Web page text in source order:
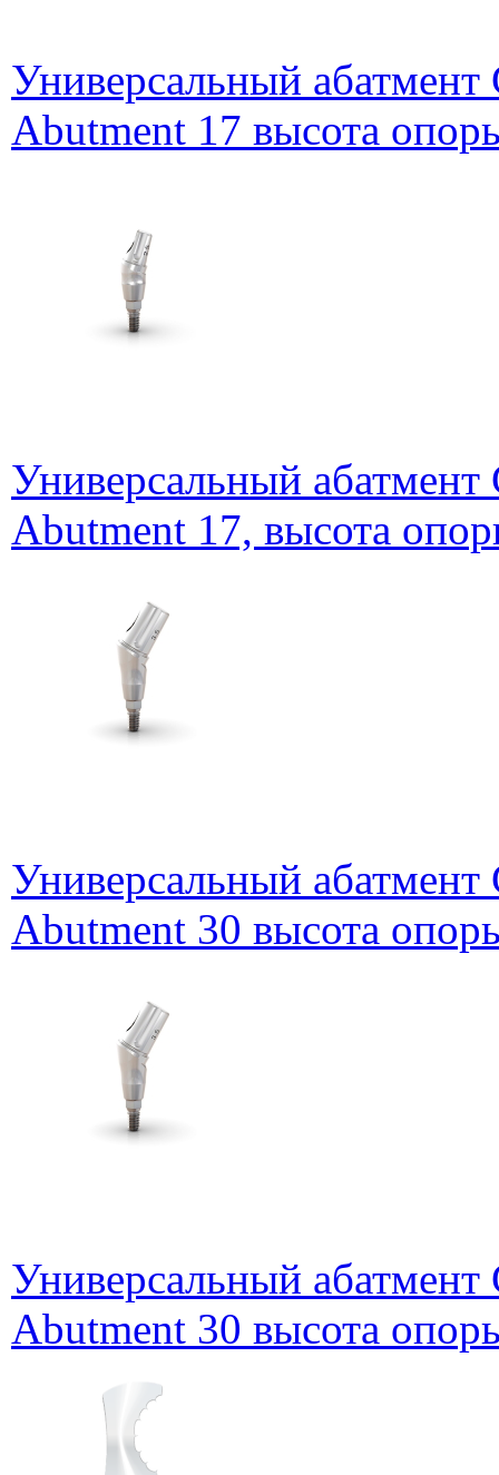
Универсальный
Abutment 17 высота
Универсальный
Abutment 17, высота
Универсальный
Abutment 30 высота
Универсальный
Abutment 30 высота